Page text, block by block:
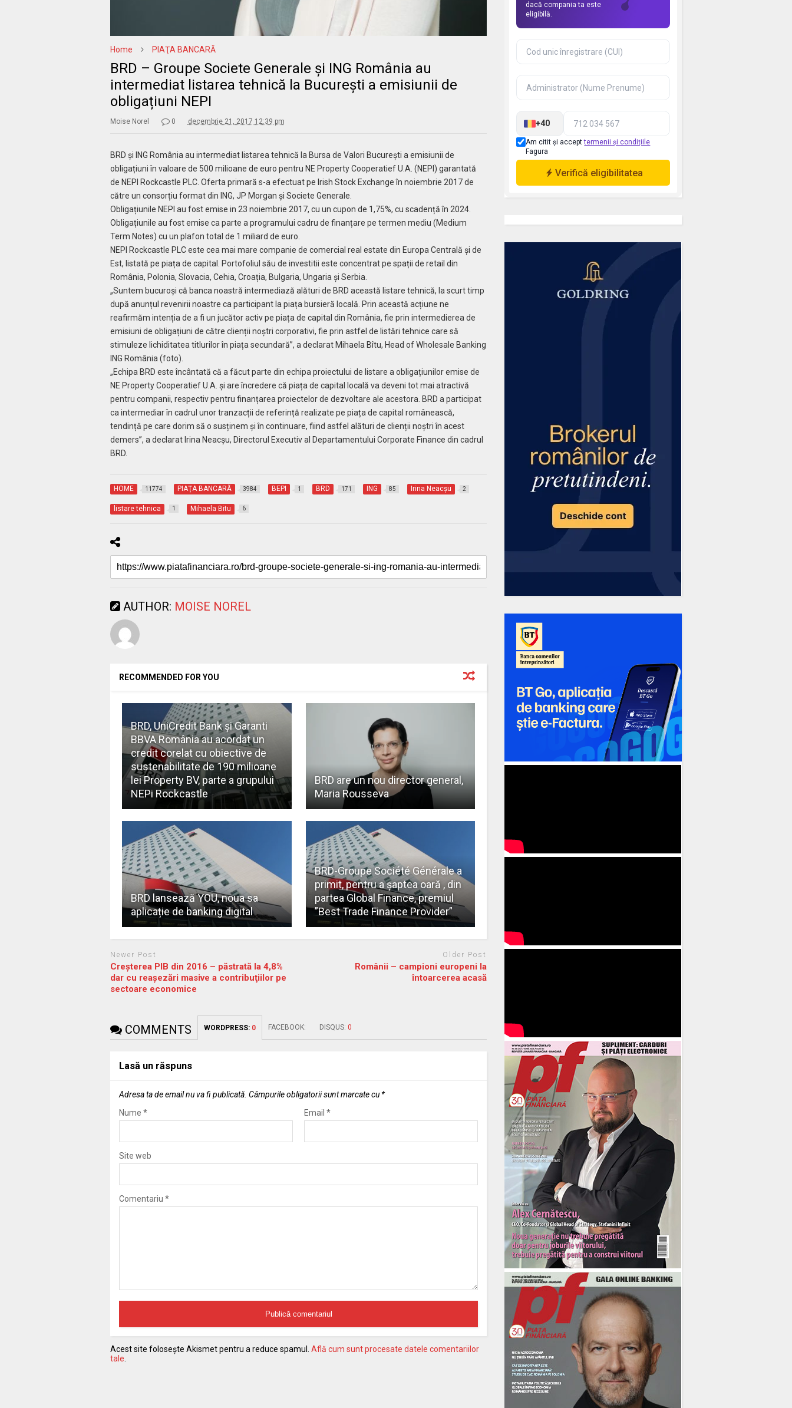
Home PIAŢA BANCARĂ
BRD – Groupe Societe Generale și ING România au
intermediat listarea tehnică la București a emisiunii de
obligațiuni NEPI
Moise Norel 0 decembrie 21, 2017 12:39 pm
BRD și ING România au intermediat listarea tehnică la Bursa de Valori București a emisiunii de
obligațiuni în valoare de 500 milioane de euro pentru NE Property Cooperatief U.A. (NEPI) garantată
de NEPI Rockcastle PLC. Oferta primară s-a efectuat pe Irish Stock Exchange în noiembrie 2017 de
către un consorțiu format din ING, JP Morgan și Societe Generale.
Obligațiunile NEPI au fost emise in 23 noiembrie 2017, cu un cupon de 1,75%, cu scadență în 2024.
Obligațiunile au fost emise ca parte a programului cadru de finanțare pe termen mediu (Medium
Term Notes) cu un plafon total de 1 miliard de euro.
NEPI Rockcastle PLC este cea mai mare companie de comercial real estate din Europa Centrală și de
Est, listată pe piața de capital. Portofoliul său de investitii este concentrat pe spații de retail din
România, Polonia, Slovacia, Cehia, Croația, Bulgaria, Ungaria și Serbia.
„Suntem bucuroși că banca noastră intermediază alături de BRD această listare tehnică, la scurt timp
după anunțul revenirii noastre ca participant la piața bursieră locală. Prin această acțiune ne
reafirmăm intenția de a fi un jucător activ pe piața de capital din România, fie prin intermedierea de
emisiuni de obligațiuni de către clienții noștri corporativi, fie prin astfel de listări tehnice care să
stimuleze lichiditatea titlurilor în piața secundară”, a declarat Mihaela Bîtu, Head of Wholesale Banking
ING România (foto).
„Echipa BRD este încântată că a făcut parte din echipa proiectului de listare a obligațiunilor emise de
NE Property Cooperatief U.A. și are încredere că piața de capital locală va deveni tot mai atractivă
pentru companii, respectiv pentru finanțarea proiectelor de dezvoltare ale acestora. BRD a participat
ca intermediar în cadrul unor tranzacții de referință realizate pe piața de capital românească,
tendință pe care dorim să o susținem și în continuare, fiind astfel alături de clienții noștri în acest
demers”, a declarat Irina Neacșu, Directorul Executiv al Departamentului Corporate Finance din cadrul
BRD.
HOME 11774 PIAŢA BANCARĂ 3984 BEPI 1 BRD 171 ING 85 Irina Neacșu 2
listare tehnica 1 Mihaela Bitu 6
AUTHOR: MOISE NOREL
RECOMMENDED FOR YOU
BRD, UniCredit Bank și Garanti
BBVA România au acordat un
credit corelat cu obiective de
sustenabilitate de 190 milioane
lei Property BV, parte a grupului
NEPi Rockcastle
BRD are un nou director general,
Maria Rousseva
BRD lansează YOU, noua sa
aplicație de banking digital
BRD-Groupe Société Générale a
primit, pentru a șaptea oară , din
partea Global Finance, premiul
”Best Trade Finance Provider”
Newer Post
Creşterea PIB din 2016 – păstrată la 4,8%
dar cu reaşezări masive a contribuţiilor pe
sectoare economice
Older Post
Românii – campioni europeni la
întoarcerea acasă
COMMENTS WORDPRESS: 0 FACEBOOK: DISQUS: 0
Lasă un răspuns
Adresa ta de email nu va fi publicată. Câmpurile obligatorii sunt marcate cu *
Nume * Email *
Site web
Comentariu *
Acest site folosește Akismet pentru a reduce spamul. Află cum sunt procesate datele comentariilor
tale